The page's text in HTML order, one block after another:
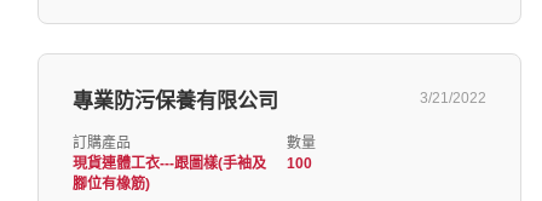
專業防污保養有限公司 3/21/2022
訂購產品
現貨連體工衣---跟圖樣(手袖及
腳位有橡筋)
數量
100